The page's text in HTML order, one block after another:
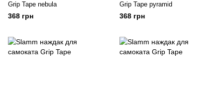
Grip Tape nebula
368 грн
Grip Tape pyramid
368 грн